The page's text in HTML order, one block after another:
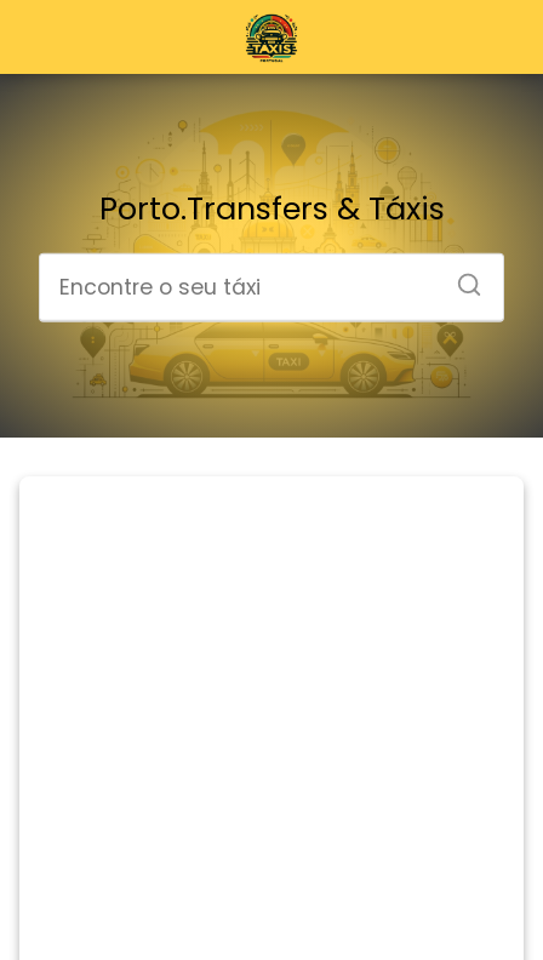
Porto.Transfers & Táxis